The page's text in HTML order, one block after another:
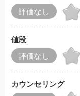
評価なし
値段
評価なし
カウンセリング